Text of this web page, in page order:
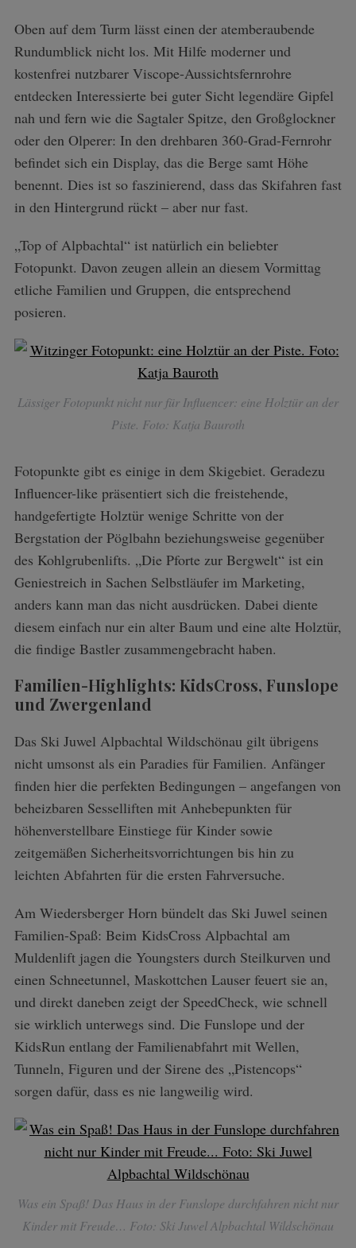
Oben auf dem Turm lässt einen der atemberaubende
Rundumblick nicht los. Mit Hilfe moderner und
kostenfrei nutzbarer Viscope-Aussichtsfernrohre
entdecken Interessierte bei guter Sicht legendäre Gipfel
nah und fern wie die Sagtaler Spitze, den Großglockner
oder den Olperer: In den drehbaren 360-Grad-Fernrohr
befindet sich ein Display, das die Berge samt Höhe
benennt. Dies ist so faszinierend, dass das Skifahren fast
in den Hintergrund rückt – aber nur fast.
„Top of Alpbachtal“ ist natürlich ein beliebter
Fotopunkt. Davon zeugen allein an diesem Vormittag
etliche Familien und Gruppen, die entsprechend
posieren.
Lässiger Fotopunkt nicht nur für Influencer: eine Holztür an der
Piste. Foto: Katja Bauroth
Fotopunkte gibt es einige in dem Skigebiet. Geradezu
Influencer-like präsentiert sich die freistehende,
handgefertigte Holztür wenige Schritte von der
Bergstation der Pöglbahn beziehungsweise gegenüber
des Kohlgrubenlifts. „Die Pforte zur Bergwelt“ ist ein
Geniestreich in Sachen Selbstläufer im Marketing,
anders kann man das nicht ausdrücken. Dabei diente
diesem einfach nur ein alter Baum und eine alte Holztür,
die findige Bastler zusammengebracht haben.
Familien-Highlights: KidsCross, Funslope
und Zwergenland
Das Ski Juwel Alpbachtal Wildschönau gilt übrigens
nicht umsonst als ein Paradies für Familien. Anfänger
finden hier die perfekten Bedingungen – angefangen von
beheizbaren Sesselliften mit Anhebepunkten für
höhenverstellbare Einstiege für Kinder sowie
zeitgemäßen Sicherheitsvorrichtungen bis hin zu
leichten Abfahrten für die ersten Fahrversuche.
Am Wiedersberger Horn bündelt das Ski Juwel seinen
Familien-Spaß: Beim KidsCross Alpbachtal am
Muldenlift jagen die Youngsters durch Steilkurven und
einen Schneetunnel, Maskottchen Lauser feuert sie an,
und direkt daneben zeigt der SpeedCheck, wie schnell
sie wirklich unterwegs sind. Die Funslope und der
KidsRun entlang der Familienabfahrt mit Wellen,
Tunneln, Figuren und der Sirene des „Pistencops“
sorgen dafür, dass es nie langweilig wird.
Was ein Spaß! Das Haus in der Funslope durchfahren nicht nur
Kinder mit Freude… Foto: Ski Juwel Alpbachtal Wildschönau
S
c
h
f
o
: